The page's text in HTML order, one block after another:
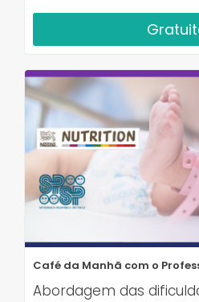
Café da Manhã com o
Abordagem das